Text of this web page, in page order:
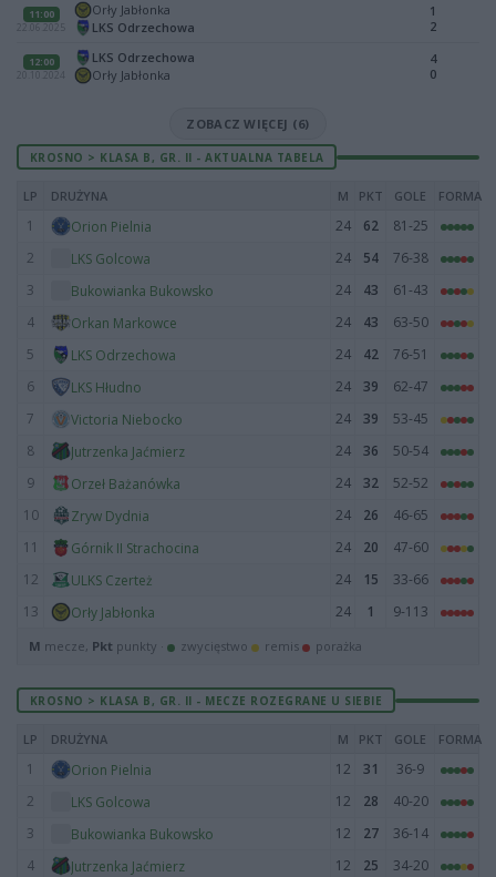
11:00
22.06.2025
Orły Jabłonka
LKS Odrzechowa
1
2
12:00
20.10.2024
LKS Odrzechowa
Orły Jabłonka
4
0
ZOBACZ WIĘCEJ (6)
KROSNO > KLASA B, GR. II - AKTUALNA TABELA
LP DRUŻYNA M PKT GOLE FORMA
1 Orion Pielnia 24 62
81-25
2
LKS Golcowa 24 54
76-38
3
Bukowianka Bukowsko 24 43
61-43
4
Orkan Markowce 24 43
63-50
5
LKS Odrzechowa 24 42
76-51
6
LKS Hłudno 24 39
62-47
7
Victoria Niebocko 24 39
53-45
8
Jutrzenka Jaćmierz 24 36
50-54
9
Orzeł Bażanówka 24 32
52-52
10
Zryw Dydnia 24 26
46-65
11
Górnik II Strachocina 24 20
47-60
12
ULKS Czerteż 24 15
33-66
13
Orły Jabłonka 24 1 9-113
M mecze, Pkt punkty · zwycięstwo remis porażka
KROSNO > KLASA B, GR. II - MECZE ROZEGRANE U SIEBIE
LP DRUŻYNA M PKT GOLE FORMA
1 Orion Pielnia 12 31
36-9
2
LKS Golcowa 12 28
40-20
3
Bukowianka Bukowsko 12 27
36-14
4
Jutrzenka Jaćmierz 12 25 34-20